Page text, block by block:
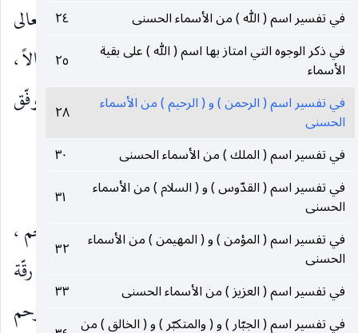
في تفسير اسم ( الله ) من الأسماء الحسنى
٢٤
في ذكر الوجوه التي امتاز بها اسم ( الله ) على بقية
الأسماء
٢٥
في تفسير اسم ( الرحمن ) و ( الرحيم ) من الأسماء
الحسنى
٢٨
في تفسير اسم ( الملك ) من الأسماء الحسنى
٣٠
في تفسير اسم ( القدّوس ) و ( السلام ) من الأسماء
الحسنى
٣١
في تفسير اسم ( المؤمن ) و ( المهيمن ) من الأسماء
الحسنى
٣٢
في تفسير اسم ( العزيز ) من الأسماء الحسنى
٣٣
في تفسير اسم ( الجبّار ) و ( والمتكبّر ) و ( الخالق ) من
ولمّا كان الاسم المقدّس الأقدس أرفع أسماء الله تعالى
شأناً وأعلاها مكاناً ، وكان لكمالها جمالاً ولجمالها كمالاً ،
خرجنا فيه بالإسهاب عن مناسبة الكتاب ، والله الموفّق
للصواب .
الرحمن الرحيم :
قال الشهيد رحمه الله : هما اسمان للمبالغة من رحم ،
كغضبان من غضب وعليم من علم ، والرحمة لغة : رقّة
القلب وانعطاف يقتضي التفضل والإحسان ، ومنه : الرحم